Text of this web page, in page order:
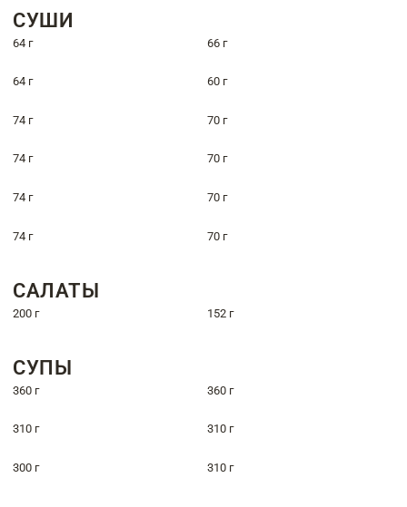
СУШИ
64 г 66 г
64 г 60 г
74 г 70 г
74 г 70 г
74 г 70 г
74 г 70 г
САЛАТЫ
200 г 152 г
СУПЫ
360 г 360 г
310 г 310 г
300 г 310 г